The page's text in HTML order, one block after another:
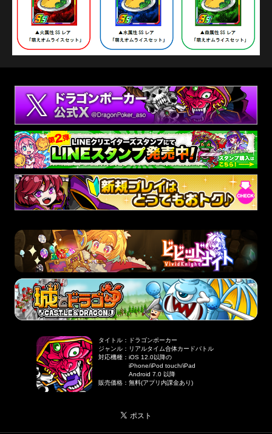
タイトル ：
ドラゴンポーカー
ジャンル ： リアルタイム合体カードバトル
対応機種 ：iOS 12.0以降の
iPhone/iPod touch/iPad
Android 7.0 以降
販売価格 ：無料(アプリ内課金あり)